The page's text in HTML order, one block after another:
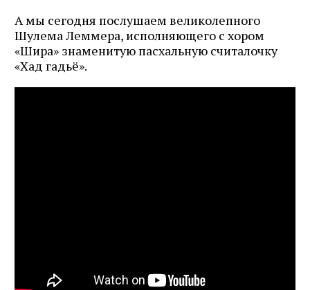
А мы сегодня послушаем великолепного
Шулема Леммера, исполняющего с хором
«Шира» знаменитую пасхальную считалочку
«Хад гадьё».